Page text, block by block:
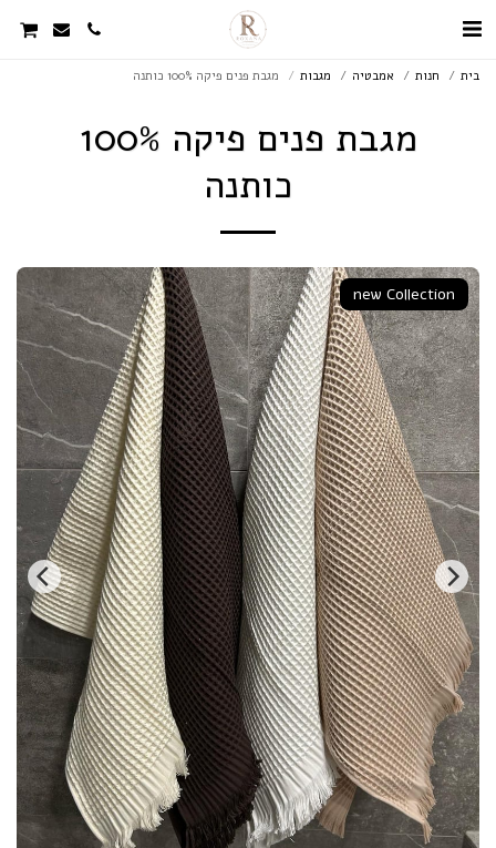
בית חנות אמבטיה מגבות מגבת פנים פיקה 100% כותנה
מגבת פנים פיקה 100%
כותנה
new Collection